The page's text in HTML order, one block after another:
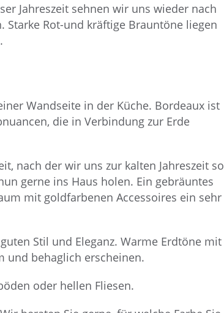
Jahreszeit sehnen wir uns wieder nach
Rot-und kräftige Brauntöne liegen
Wandseite in der Küche. Bordeaux ist
die in Verbindung zur Erde
nach der wir uns zur kalten Jahreszeit so
gerne ins Haus holen. Ein gebräuntes
mit goldfarbenen Accessoires ein sehr
Stil und Eleganz. Warme Erdtöne mit
und behaglich erscheinen.
oder hellen Fliesen.